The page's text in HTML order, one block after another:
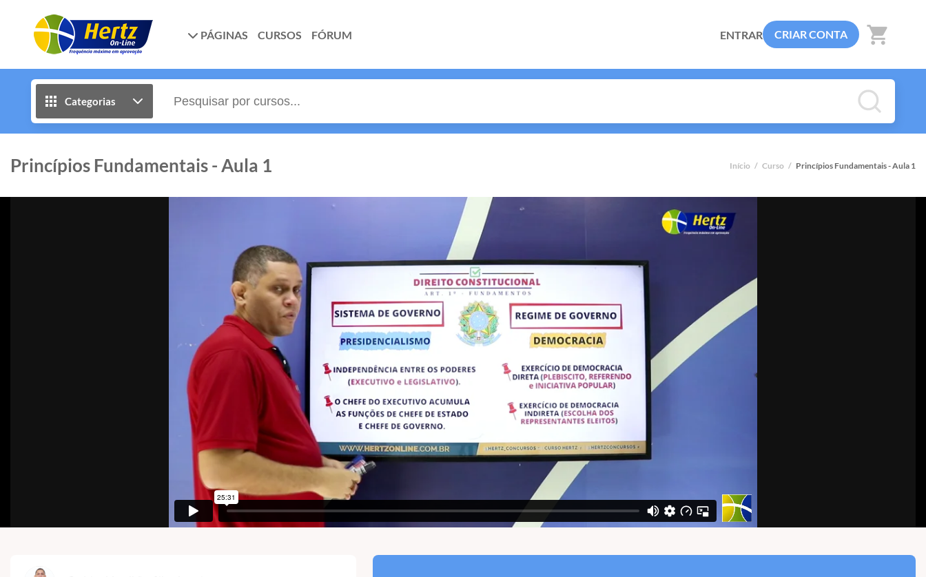
PÁGINAS CURSOS FÓRUM ENTRAR CRIAR CONTA shopping_cart
Categorias
Princípios Fundamentais - Aula 1 Início / Curso / Princípios Fundamentais - Aula 1